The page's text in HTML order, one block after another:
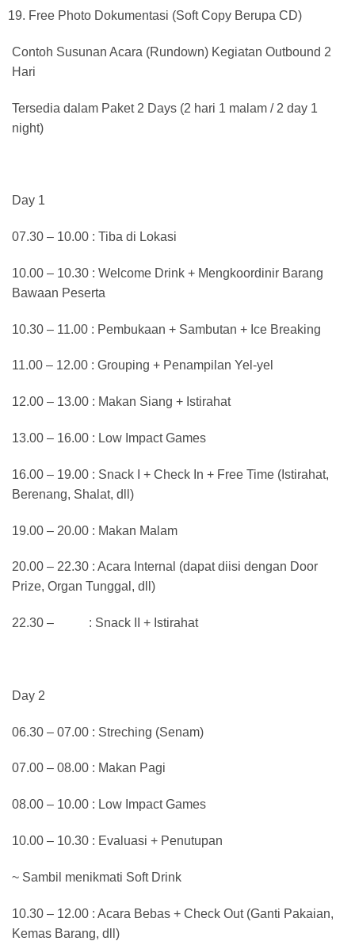
Free Photo Dokumentasi (Soft Copy Berupa CD)
Contoh Susunan Acara (Rundown) Kegiatan Outbound 2
Hari
Tersedia dalam Paket 2 Days (2 hari 1 malam / 2 day 1
night)
Day 1
07.30 – 10.00 : Tiba di Lokasi
10.00 – 10.30 : Welcome Drink + Mengkoordinir Barang
Bawaan Peserta
10.30 – 11.00 : Pembukaan + Sambutan + Ice Breaking
11.00 – 12.00 : Grouping + Penampilan Yel-yel
12.00 – 13.00 : Makan Siang + Istirahat
13.00 – 16.00 : Low Impact Games
16.00 – 19.00 : Snack I + Check In + Free Time (Istirahat,
Berenang, Shalat, dll)
19.00 – 20.00 : Makan Malam
20.00 – 22.30 : Acara Internal (dapat diisi dengan Door
Prize, Organ Tunggal, dll)
22.30 – : Snack II + Istirahat
Day 2
06.30 – 07.00 : Streching (Senam)
07.00 – 08.00 : Makan Pagi
08.00 – 10.00 : Low Impact Games
10.00 – 10.30 : Evaluasi + Penutupan
~ Sambil menikmati Soft Drink
10.30 – 12.00 : Acara Bebas + Check Out (Ganti Pakaian,
Kemas Barang, dll)